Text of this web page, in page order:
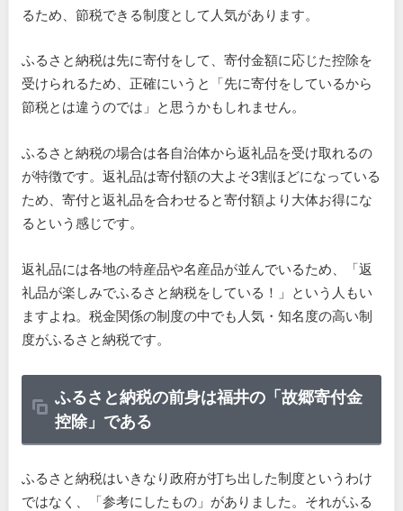
るため、節税できる制度として人気があります。
ふるさと納税は先に寄付をして、寄付金額に応じた控除を
受けられるため、正確にいうと「先に寄付をしているから
節税とは違うのでは」と思うかもしれません。
ふるさと納税の場合は各自治体から返礼品を受け取れるの
が特徴です。返礼品は寄付額の大よそ3割ほどになっている
ため、寄付と返礼品を合わせると寄付額より大体お得にな
るという感じです。
返礼品には各地の特産品や名産品が並んでいるため、「返
礼品が楽しみでふるさと納税をしている！」という人もい
ますよね。税金関係の制度の中でも人気・知名度の高い制
度がふるさと納税です。
ふるさと納税の前身は福井の「故郷寄付金
控除」である
ふるさと納税はいきなり政府が打ち出した制度というわけ
ではなく、「参考にしたもの」がありました。それがふる